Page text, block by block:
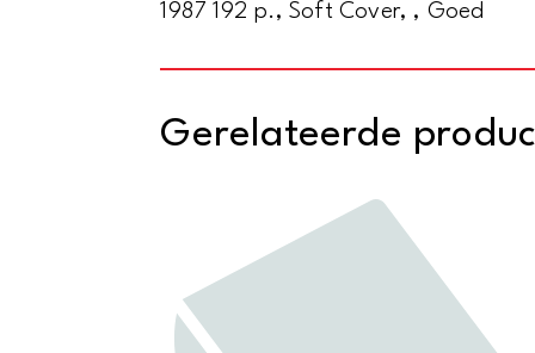
1987 192 p., Soft Cover, , Goed
Gerelateerde